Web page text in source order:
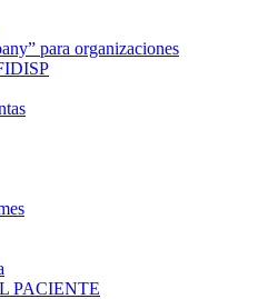
para organizaciones
PACIENTE